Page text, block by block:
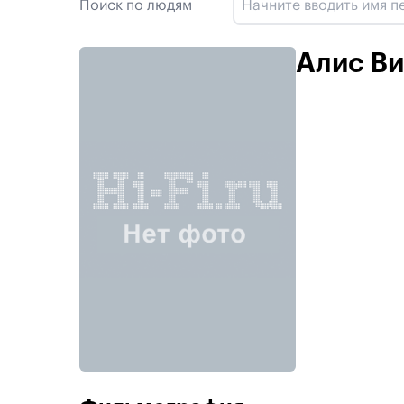
Поиск по людям
Алис